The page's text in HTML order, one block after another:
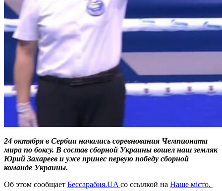
24 октября в Сербии начались соревнования Чемпионата
мира по боксу. В состав сборной Украины вошел наш земляк
Юрий Захареев и уже принес первую победу сборной
команде Украины.
Об этом сообщает Бессарабия.UA со ссылкой на Наше місто.